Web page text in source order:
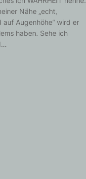
Nähe „echt,
Augenhöhe“ wird er
haben. Sehe ich